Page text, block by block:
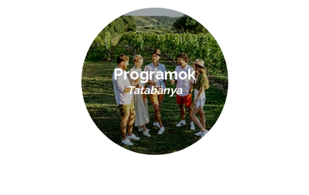
Programok
Tatabánya